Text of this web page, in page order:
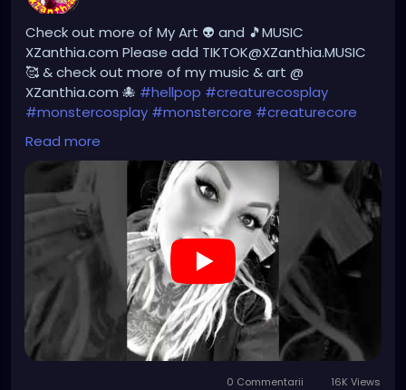
#gothic
#gothicstyle#gothgoth #gothaesthetic
#gothicgirl#metal#alternativegirl
#steampunkgirl#art#helloween
#Dominantwoman
Check out more of My Art 👽 and 🎵MUSIC
XZanthia.com Please add TIKTOK@XZanthia.MUSIC
🥰 & check out more of my music & art @
XZanthia.com 🐙 #hellpop #creaturecosplay
#monstercosplay #monstercore #creaturecore
#dommymommy
#clowncore
#darkpop
#gothic#gothgirl
#alternative
#dark#creepyart #gothicstyle #gothgoth
#gothaesthetic#gothicgirl#metal#alternativegirl
#steampunkgirl#art
#helloween
https://youtube.com/shorts/7NF4Zk_FG3E?
feature=share
Read more
0 Commentarii 16K Views